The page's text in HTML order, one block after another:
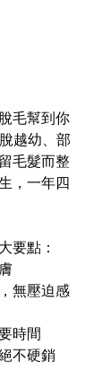
毛幫到你
越幼、部
毛髮而整
，一年四
要點：
無壓迫感
時間
不硬銷